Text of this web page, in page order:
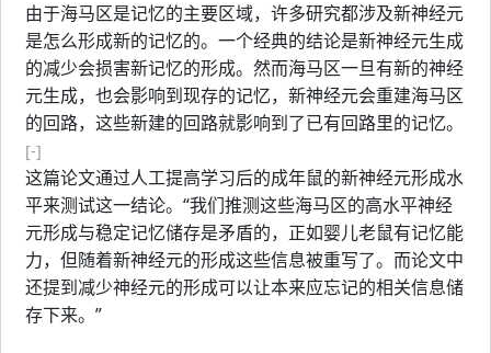
由于海马区是记忆的主要区域，许多研究都涉及新神经元
是怎么形成新的记忆的。一个经典的结论是新神经元生成
的减少会损害新记忆的形成。然而海马区一旦有新的神经
元生成，也会影响到现存的记忆，新神经元会重建海马区
的回路，这些新建的回路就影响到了已有回路里的记忆。
[-]
这篇论文通过人工提高学习后的成年鼠的新神经元形成水
平来测试这一结论。“我们推测这些海马区的高水平神经
元形成与稳定记忆储存是矛盾的，正如婴儿老鼠有记忆能
力，但随着新神经元的形成这些信息被重写了。而论文中
还提到减少神经元的形成可以让本来应忘记的相关信息储
存下来。”